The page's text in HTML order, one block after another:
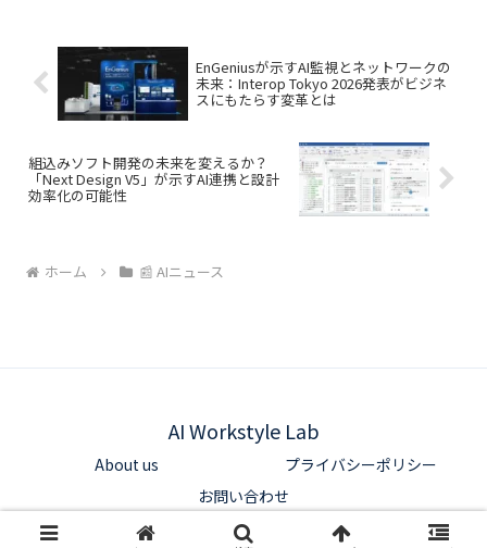
EnGeniusが示すAI監視とネットワークの
未来：Interop Tokyo 2026発表がビジネ
スにもたらす変革とは
組込みソフト開発の未来を変えるか？
「Next Design V5」が示すAI連携と設計
効率化の可能性
ホーム 📰 AIニュース
AI Workstyle Lab
About us
プライバシーポリシー
お問い合わせ
© 2025 AI Workstyle Lab.